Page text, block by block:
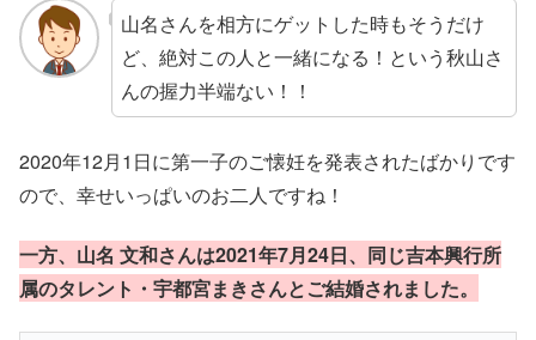
山名さんを相方にゲットした時もそうだけ
ど、絶対この人と一緒になる！という秋山さ
んの握力半端ない！！
2020年12月1日に第一子のご懐妊を発表されたばかりです
ので、幸せいっぱいのお二人ですね！
一方、山名 文和さんは2021年7月24日、同じ吉本興行所
属のタレント・宇都宮まきさんとご結婚されました。